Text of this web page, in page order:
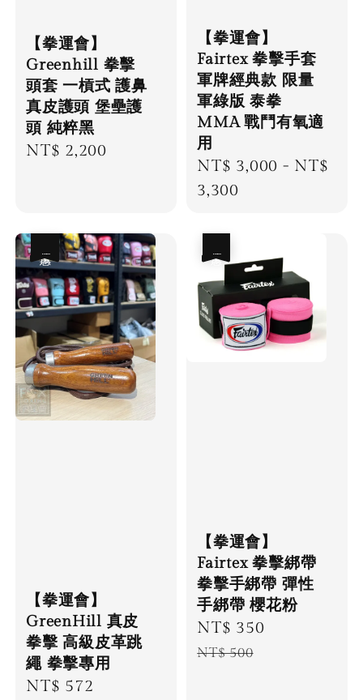
【拳運會】
Greenhill 拳擊
頭套 一槓式 護鼻
真皮護頭 堡壘護
頭 純粹黑
Regular
NT$ 2,200
【拳運會】
Fairtex 拳擊手套
軍牌經典款 限量
軍綠版 泰拳
MMA 戰鬥有氧適
用
Regular
price
NT$ 3,000 - NT$
3,300
【拳運會】
GreenHill 真皮
拳擊 高級皮革跳
繩 拳擊專用
Sale
NT$ 572
【拳運會】
Fairtex 拳擊綁帶
拳擊手綁帶 彈性
手綁帶 櫻花粉
Sale
price
NT$ 350
NT$ 500